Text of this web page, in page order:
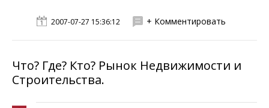
2007-07-27 15:36:12 + Комментировать
Что? Где? Кто? Рынок Недвижимости и
Строительства.